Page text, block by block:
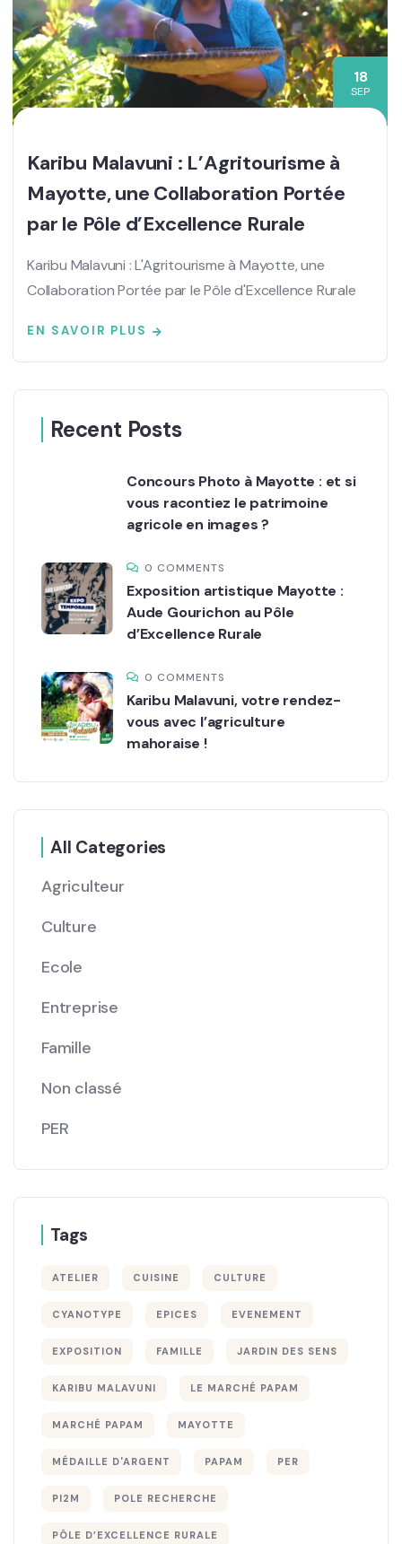
18
SEP
Karibu Malavuni : L’Agritourisme à
Mayotte, une Collaboration Portée
par le Pôle d’Excellence Rurale
Karibu Malavuni : L'Agritourisme à Mayotte, une
Collaboration Portée par le Pôle d'Excellence Rurale
EN SAVOIR PLUS
Recent Posts
Concours Photo à Mayotte : et si
vous racontiez le patrimoine
agricole en images ?
0 COMMENTS
Exposition artistique Mayotte :
Aude Gourichon au Pôle
d’Excellence Rurale
0 COMMENTS
Karibu Malavuni, votre rendez-
vous avec l’agriculture
mahoraise !
All Categories
Agriculteur
Culture
Ecole
Entreprise
Famille
Non classé
PER
Tags
ATELIER CUISINE CULTURE
CYANOTYPE EPICES EVENEMENT
EXPOSITION FAMILLE JARDIN DES SENS
KARIBU MALAVUNI LE MARCHÉ PAPAM
MARCHÉ PAPAM MAYOTTE
MÉDAILLE D'ARGENT PAPAM PER
PI2M POLE RECHERCHE
PÔLE D’EXCELLENCE RURALE